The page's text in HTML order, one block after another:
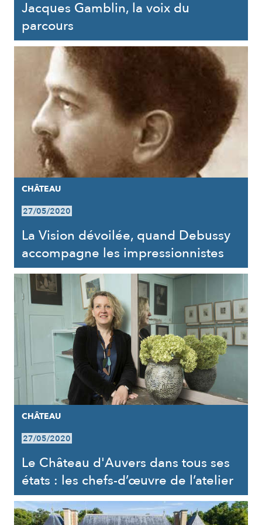
Jacques Gamblin, la voix du
parcours
CHÂTEAU
27/05/2020
La Vision dévoilée, quand Debussy
accompagne les impressionnistes
CHÂTEAU
27/05/2020
Le Château d'Auvers dans tous ses
états : les chefs-d’œuvre de l’atelier